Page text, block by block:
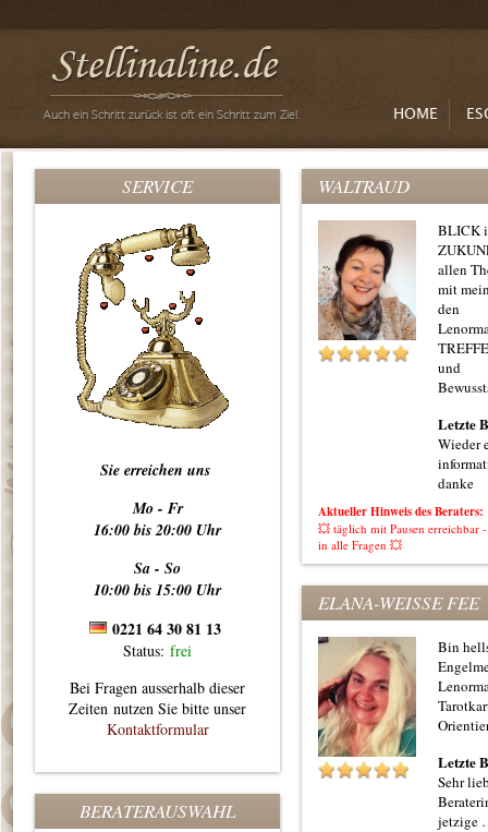
HOME
SERVICE
Sie erreichen uns
Mo - Fr
16:00 bis 20:00 Uhr
Sa - So
10:00 bis 15:00 Uhr
0221 64 30 81 13
Status: frei
Bei Fragen ausserhalb dieser
Zeiten nutzen Sie bitte unser
Kontaktformular
BERATERAUSWAHL
WALTRAUD
BLICK
allen
mit
den
und
Letzte
Wieder
danke
Aktueller Hinweis des Beraters:
💥 täglich mit Pausen
in alle Fragen 💥
ELANA-WEISSE FEE
Bin
Letzte
Sehr
jetzige